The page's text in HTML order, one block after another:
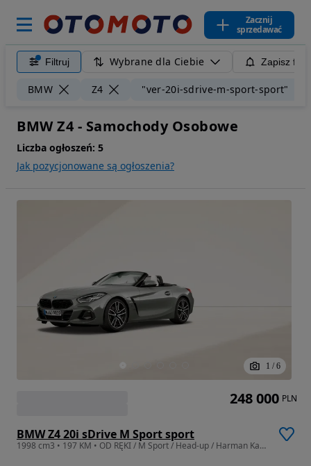
Zacznij
sprzedawać
Filtruj Wybrane dla Ciebie Zapisz
BMW Z4 "ver-20i-sdrive-m-sport-sport"
BMW Z4 - Samochody Osobowe
Liczba ogłoszeń: 5
Jak pozycjonowane są ogłoszenia?
1 / 6
BMW Z4 20i sDrive M Sport sport
1998 cm3 • 197 KM • OD RĘKI / M Sport / Head-up / Harman Kardon / El. regulacja foteli
248 000 PLN